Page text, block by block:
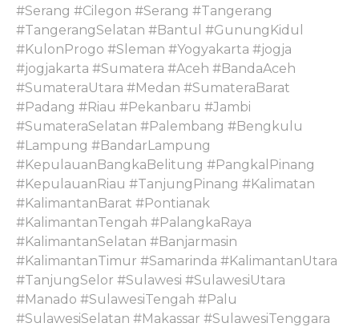
#Serang #Cilegon #Serang #Tangerang
#TangerangSelatan #Bantul #GunungKidul
#KulonProgo #Sleman #Yogyakarta #jogja
#jogjakarta #Sumatera #Aceh #BandaAceh
#SumateraUtara #Medan #SumateraBarat
#Padang #Riau #Pekanbaru #Jambi
#SumateraSelatan #Palembang #Bengkulu
#Lampung #BandarLampung
#KepulauanBangkaBelitung #PangkalPinang
#KepulauanRiau #TanjungPinang #Kalimatan
#KalimantanBarat #Pontianak
#KalimantanTengah #PalangkaRaya
#KalimantanSelatan #Banjarmasin
#KalimantanTimur #Samarinda #KalimantanUtara
#TanjungSelor #Sulawesi #SulawesiUtara
#Manado #SulawesiTengah #Palu
#SulawesiSelatan #Makassar #SulawesiTenggara